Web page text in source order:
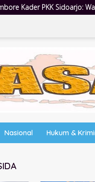
Wadah Inovasi dan
Nasional Hukum &